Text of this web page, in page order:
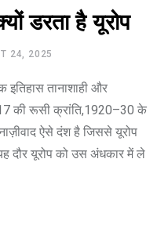
डरता है यूरोप
24, 2025
तानाशाही और
की रूसी क्रांति,1920–30 के
ऐसे दंश है जिससे यूरोप
दौर यूरोप को उस अंधकार में ले